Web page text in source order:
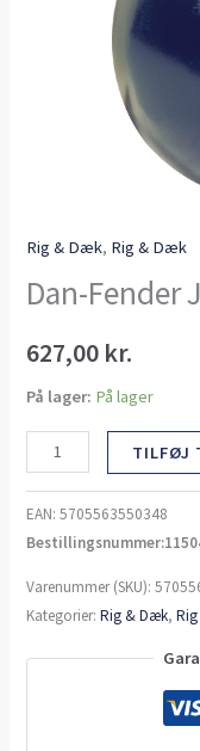
Rig & Dæk, Rig & Dæk
Dan-Fender
627,00 kr.
På lager: På lager
TILFØJ
EAN:5705563550348
Varenummer (SKU):
Kategorier:Rig & Dæk,